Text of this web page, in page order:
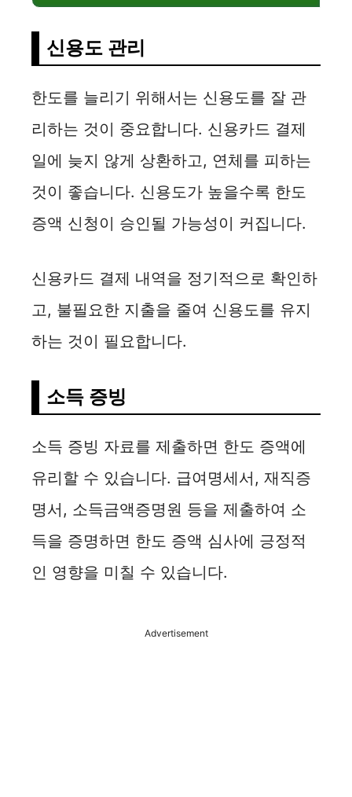
신용도 관리
한도를 늘리기 위해서는 신용도를 잘 관
리하는 것이 중요합니다. 신용카드 결제
일에 늦지 않게 상환하고, 연체를 피하는
것이 좋습니다. 신용도가 높을수록 한도
증액 신청이 승인될 가능성이 커집니다.
신용카드 결제 내역을 정기적으로 확인하
고, 불필요한 지출을 줄여 신용도를 유지
하는 것이 필요합니다.
소득 증빙
소득 증빙 자료를 제출하면 한도 증액에
유리할 수 있습니다. 급여명세서, 재직증
명서, 소득금액증명원 등을 제출하여 소
득을 증명하면 한도 증액 심사에 긍정적
인 영향을 미칠 수 있습니다.
Advertisement